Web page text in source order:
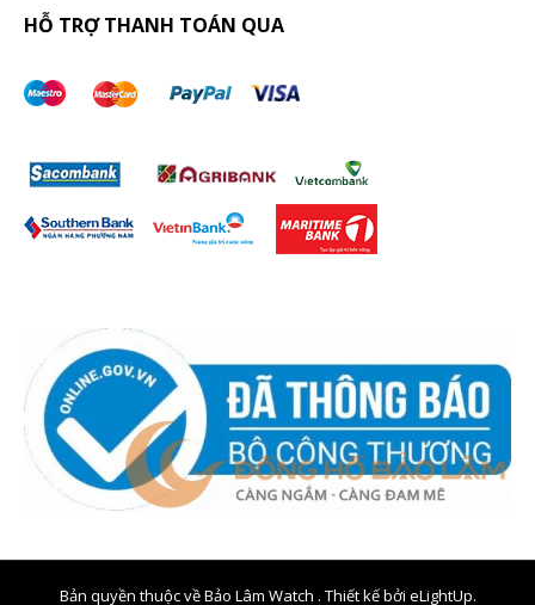
HỖ TRỢ THANH TOÁN QUA
Bản quyền thuộc về Bảo Lâm Watch . Thiết kế bởi eLightUp.